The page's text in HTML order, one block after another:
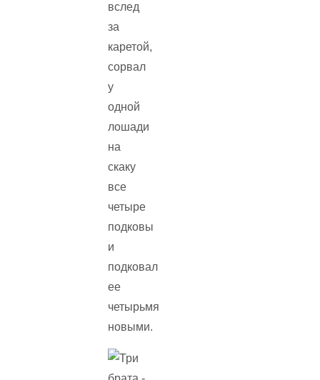
вслед
за
каретой,
сорвал
у
одной
лошади
на
скаку
все
четыре
подковы
и
подковал
ее
четырьмя
новыми.